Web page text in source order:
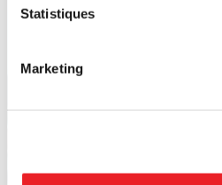
Statistiques
Marketing